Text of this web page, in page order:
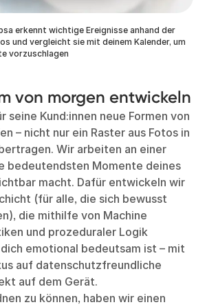
erkennt wichtige Ereignisse anhand der
und vergleicht sie mit deinem Kalender, um
vorzuschlagen
von morgen entwickeln
seine Kund:innen neue Formen von
– nicht nur ein Raster aus Fotos in
Wir arbeiten an einer
bedeutendsten Momente deines
macht. Dafür entwickeln wir
(für alle, die sich bewusst
die mithilfe von Machine
und prozeduraler Logik
emotional bedeutsam ist – mit
auf datenschutzfreundliche
auf dem Gerät.
zu können, haben wir einen